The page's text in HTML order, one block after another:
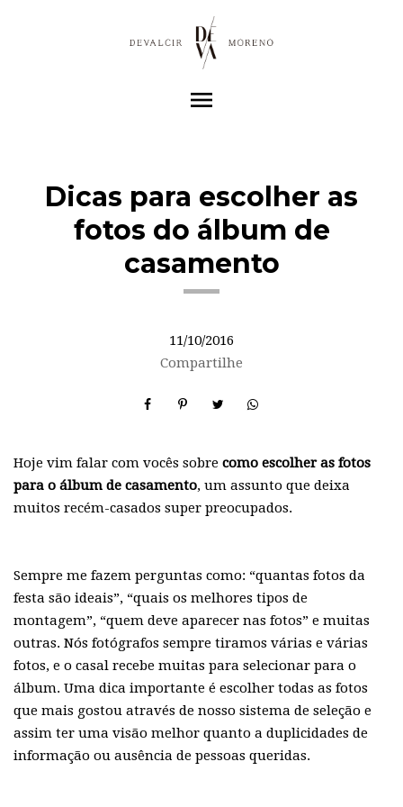
menu
Dicas para escolher as
fotos do álbum de
casamento
11/10/2016
Compartilhe
Hoje vim falar com vocês sobre como escolher as fotos
para o álbum de casamento, um assunto que deixa
muitos recém-casados super preocupados.
Sempre me fazem perguntas como: “quantas fotos da
festa são ideais”, “quais os melhores tipos de
montagem”, “quem deve aparecer nas fotos” e muitas
outras. Nós fotógrafos sempre tiramos várias e várias
fotos, e o casal recebe muitas para selecionar para o
álbum. Uma dica importante é escolher todas as fotos
que mais gostou através de nosso sistema de seleção e
assim ter uma visão melhor quanto a duplicidades de
informação ou ausência de pessoas queridas.